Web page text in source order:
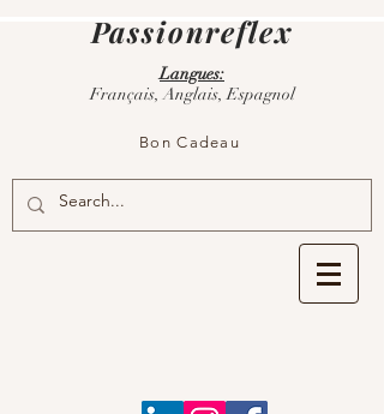
Passionreflex
Langues:
Français, Anglais, Espagnol
Bon Cadeau